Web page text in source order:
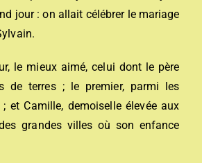
jour : on allait célébrer le mariage
le mieux aimé, celui dont le père
de terres ; le premier, parmi les
et Camille, demoiselle élevée aux
grandes villes où son enfance